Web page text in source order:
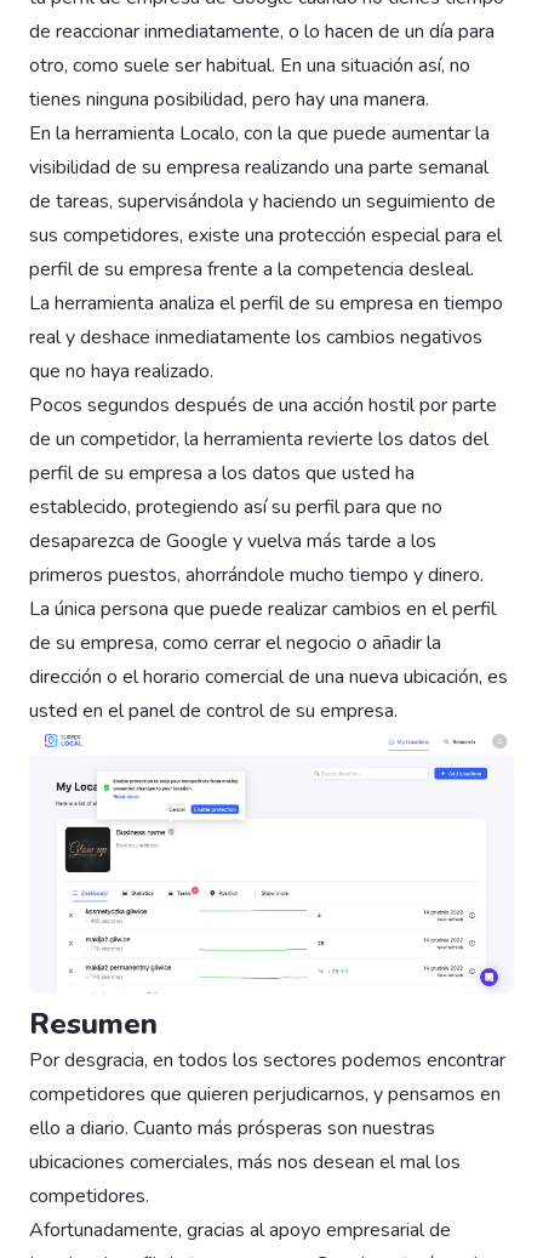
de reaccionar inmediatamente, o lo hacen de un día para
otro, como suele ser habitual. En una situación así, no
tienes ninguna posibilidad, pero hay una manera.
En la herramienta Localo, con la que puede aumentar la
visibilidad de su empresa realizando una parte semanal
de tareas, supervisándola y haciendo un seguimiento de
sus competidores, existe una protección especial para el
perfil de su empresa frente a la competencia desleal.
La herramienta analiza el perfil de su empresa en tiempo
real y deshace inmediatamente los cambios negativos
que no haya realizado.
Pocos segundos después de una acción hostil por parte
de un competidor, la herramienta revierte los datos del
perfil de su empresa a los datos que usted ha
establecido, protegiendo así su perfil para que no
desaparezca de Google y vuelva más tarde a los
primeros puestos, ahorrándole mucho tiempo y dinero.
La única persona que puede realizar cambios en el perfil
de su empresa, como cerrar el negocio o añadir la
dirección o el horario comercial de una nueva ubicación, es
usted en el panel de control de su empresa.
Resumen
Por desgracia, en todos los sectores podemos encontrar
competidores que quieren perjudicarnos, y pensamos en
ello a diario. Cuanto más prósperas son nuestras
ubicaciones comerciales, más nos desean el mal los
competidores.
Afortunadamente, gracias al apoyo empresarial de